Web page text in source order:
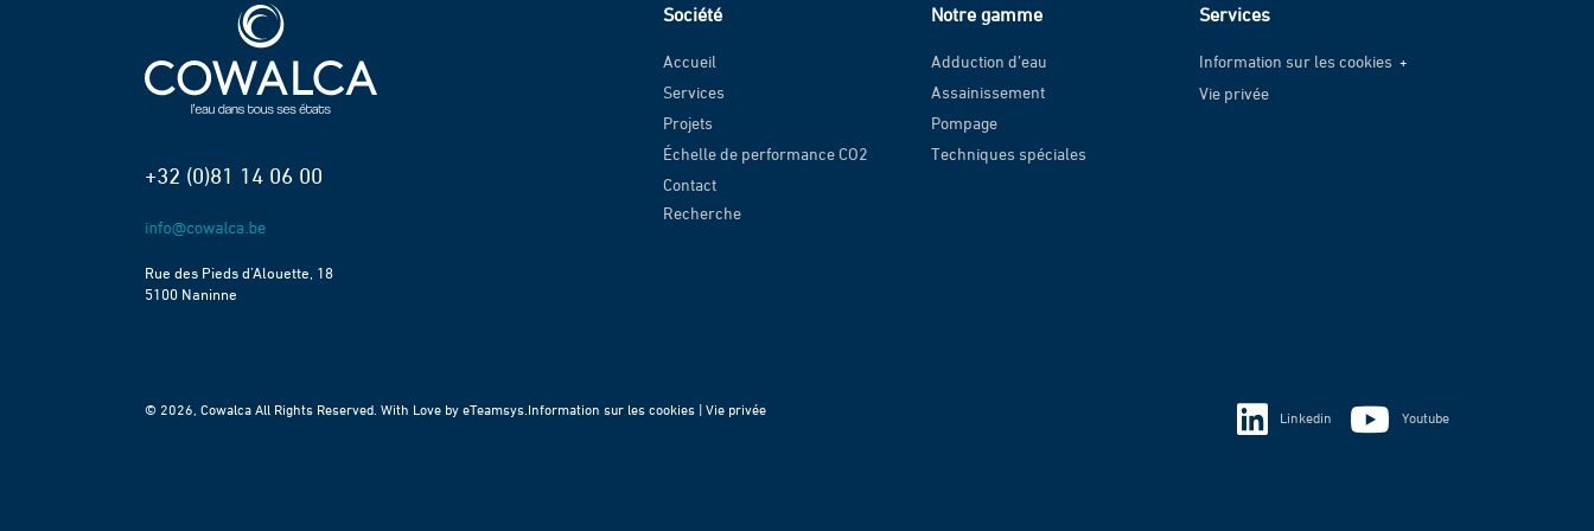
+32 (0)81 14 06 00
Rue des Pieds d’Alouette, 18
5100 Naninne
Société
Accueil
Services
Projets
Échelle de performance CO2
Contact
Recherche
Notre gamme
Adduction d’eau
Assainissement
Pompage
Techniques spéciales
Services
Information sur les cookies
Information sur les cookies
Vie privée
© 2026, Cowalca All Rights Reserved. With Love by eTeamsys. Information sur les cookies | Vie privée
Linkedin Youtube